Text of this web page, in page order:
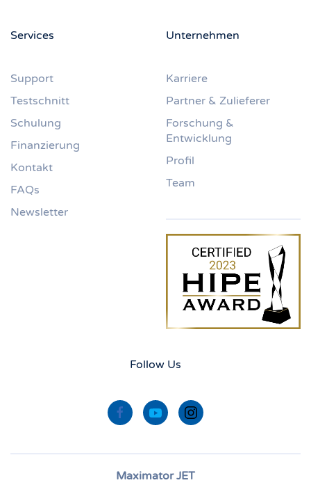
Services
Support
Testschnitt
Schulung
Finanzierung
Kontakt
FAQs
Newsletter
Unternehmen
Karriere
Partner & Zulieferer
Forschung &
Entwicklung
Profil
Team
Follow Us
Maximator JET